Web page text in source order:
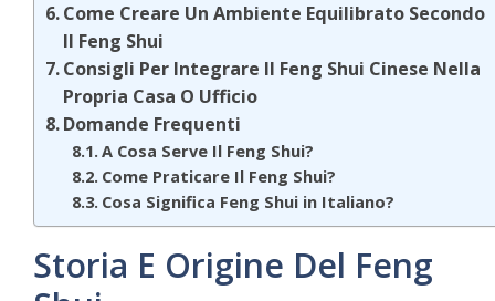
Come Creare Un Ambiente Equilibrato Secondo
Il Feng Shui
Consigli Per Integrare Il Feng Shui Cinese Nella
Propria Casa O Ufficio
Domande Frequenti
A Cosa Serve Il Feng Shui?
Come Praticare Il Feng Shui?
Cosa Significa Feng Shui in Italiano?
Storia E Origine Del Feng